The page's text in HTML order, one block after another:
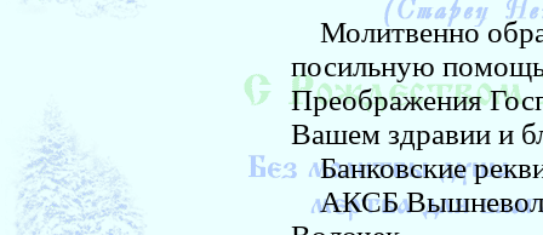
Молитвенно
посильную помощь
Преображения
Вашем здравии и
Банковские
АКСБ